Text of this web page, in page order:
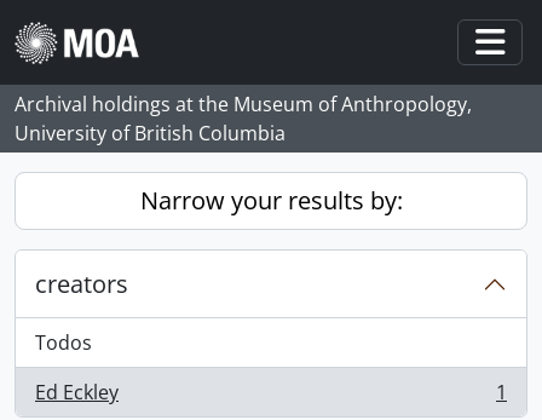
Skip to main content
Archival holdings at the Museum of Anthropology,
University of British Columbia
Narrow your results by:
creators
Todos
Ed Eckley
, 1 resultados 1